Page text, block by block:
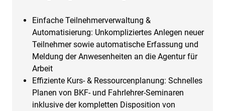
Einfache Teilnehmerverwaltung &
Automatisierung: Unkompliziertes Anlegen neuer
Teilnehmer sowie automatische Erfassung und
Meldung der Anwesenheiten an die Agentur für
Arbeit
Effiziente Kurs- & Ressourcenplanung: Schnelles
Planen von BKF- und Fahrlehrer-Seminaren
inklusive der kompletten Disposition von